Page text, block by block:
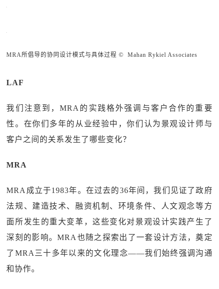
MRA所倡导的协同设计模式与具体过程 © Mahan Rykiel Associates
LAF
我们注意到，MRA的实践格外强调与客户合作的重要
性。在你们多年的从业经验中，你们认为景观设计师与
客户之间的关系发生了哪些变化？
MRA
MRA成立于1983年。在过去的36年间，我们见证了政府
法规、建造技术、融资机制、环境条件、人文观念等方
面所发生的重大变革，这些变化对景观设计实践产生了
深刻的影响。MRA也随之探索出了一套设计方法，奠定
了MRA三十多年以来的文化理念——我们始终强调沟通
和协作。